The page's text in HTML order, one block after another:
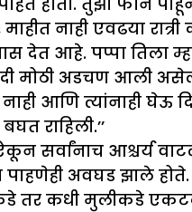
माहीत नाही एवढया
देत आहे. पप्पा तिला
मोठी अडचण आली
आणि त्यांनाही घेऊ
राहिली.’’
सर्वांनाच आश्चर्य
अवघड झाले होते.
तर कधी मुलीकडे